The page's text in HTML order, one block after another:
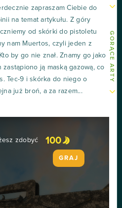
GORĄCE ARTY
zapraszam Ciebie do
na temat artykułu. Z góry
od skórki do pistoletu
nam Muertos, czyli jeden z
by go nie znał. Znamy go jako
ją maską gazową, co
Tec-9 i skórka do niego o
już broń, a za razem...
zdobyć 100
GRAJ